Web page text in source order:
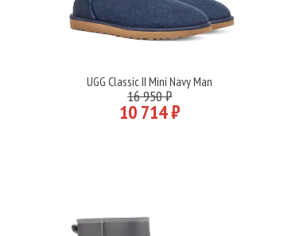
Подробнее
UGG Classic II Mini Navy Man
16 950 ₽
10 714 ₽